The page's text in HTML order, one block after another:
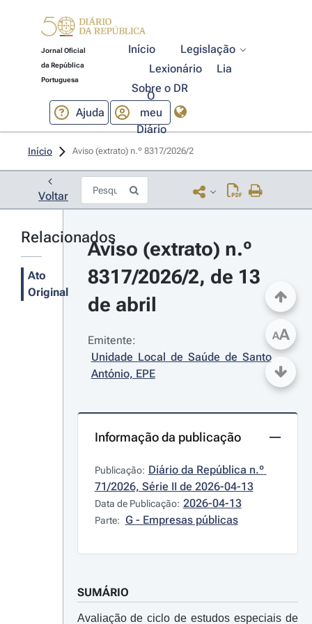
Jornal Oficial
da República
Portuguesa
Início
Legislação
Lexionário
Lia
Sobre o DR
Ajuda
O
meu
Diário
Início Aviso (extrato) n.º 8317/2026/2
Voltar
Relacionados
Ato
Original
Aviso (extrato) n.º
8317/2026/2, de 13
de abril
Emitente:
Unidade Local de Saúde de Santo
António, EPE
Informação da publicação
Publicação: Diário da República n.º
71/2026, Série II de 2026-04-13
Data de Publicação: 2026-04-13
Parte: G - Empresas públicas
SUMÁRIO
Avaliação de ciclo de estudos especiais de
AA